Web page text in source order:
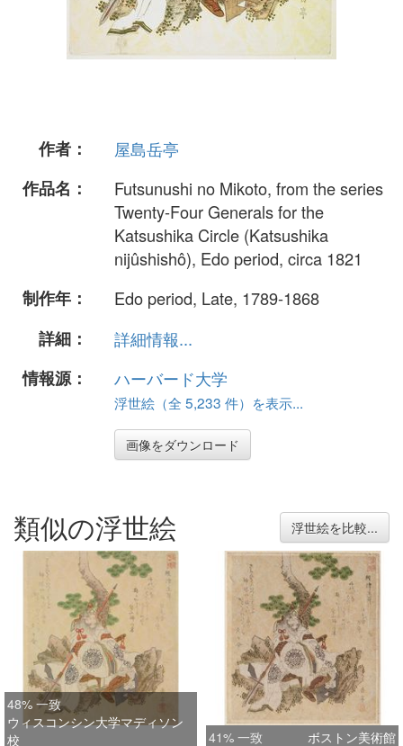
作者：
屋島岳亭
作品名：
Futsunushi no Mikoto, from the series
Twenty-Four Generals for the
Katsushika Circle (Katsushika
nijûshishô), Edo period, circa 1821
制作年：
Edo period, Late, 1789-1868
詳細：
詳細情報...
情報源：
ハーバード大学
浮世絵（全 5,233 件）を表示...
画像をダウンロード
類似の浮世絵 浮世絵を比較...
48% 一致
ウィスコンシン大学マディソン
校
41% 一致 ボストン美術館